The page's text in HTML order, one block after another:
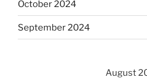
October 2024
September 2024
August